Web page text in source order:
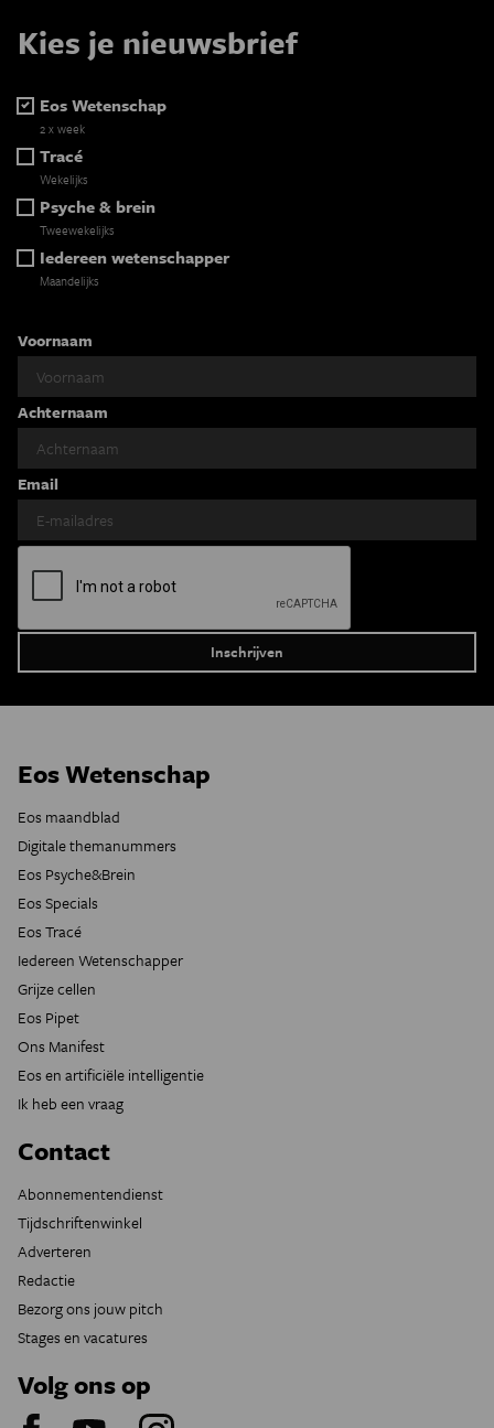
Kies je nieuwsbrief
Eos Wetenschap
2 x week
Tracé
Wekelijks
Psyche & brein
Tweewekelijks
Iedereen wetenschapper
Maandelijks
Voornaam
Achternaam
Email
Eos Wetenschap
Eos maandblad
Digitale themanummers
Eos Psyche&Brein
Eos Specials
Eos Tracé
Iedereen Wetenschapper
Grijze cellen
Eos Pipet
Ons Manifest
Eos en artificiële intelligentie
Ik heb een vraag
Contact
Abonnementendienst
Tijdschriftenwinkel
Adverteren
Redactie
Bezorg ons jouw pitch
Stages en vacatures
Volg ons op